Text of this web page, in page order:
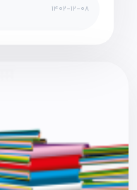
1402-12-08